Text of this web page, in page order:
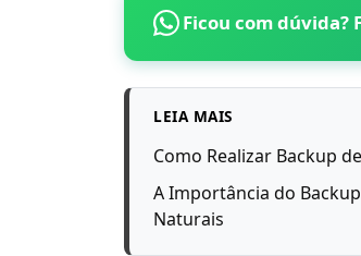
Ficou com dúvida?
LEIA MAIS
Como Realizar Backup
A Importância do
Naturais